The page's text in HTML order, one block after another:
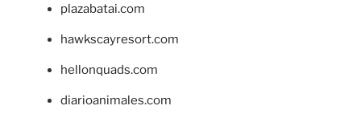
plazabatai.com
hawkscayresort.com
hellonquads.com
diarioanimales.com